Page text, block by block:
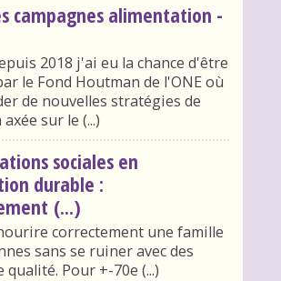
campagnes alimentation -
2018 j'ai eu la chance d'être
le Fond Houtman de l'ONE où
de nouvelles stratégies de
sur le (...)
sociales en
durable :
(...)
correctement une famille
sans se ruiner avec des
Pour +-70e (...)